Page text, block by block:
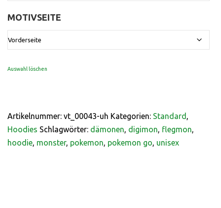
MOTIVSEITE
Auswahl löschen
Artikelnummer: vt_00043-uh Kategorien: Standard ,
Hoodies Schlagwörter: dämonen, digimon, flegmon,
hoodie, monster, pokemon, pokemon go, unisex